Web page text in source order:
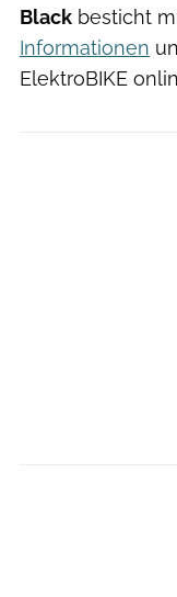
Black besticht
Informationen
ElektroBIKE